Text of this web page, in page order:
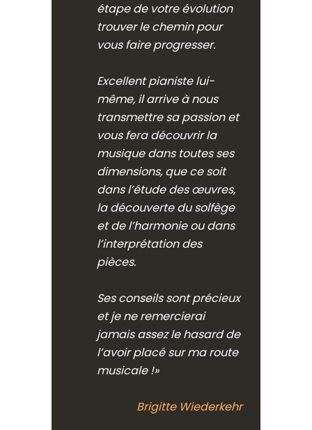
étape de votre évolution
trouver le chemin pour
vous faire progresser.
Excellent pianiste lui-
même, il arrive à nous
transmettre sa passion et
vous fera découvrir la
musique dans toutes ses
dimensions, que ce soit
dans l’étude des œuvres,
la découverte du solfège
et de l’harmonie ou dans
l’interprétation des
pièces.
Ses conseils sont précieux
et je ne remercierai
jamais assez le hasard de
l’avoir placé sur ma route
musicale !»
Brigitte Wiederkehr